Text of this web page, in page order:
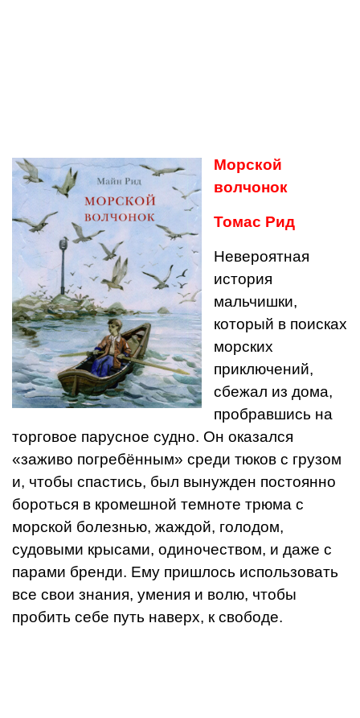
Морской
волчонок
Томас Рид
Невероятная
история
мальчишки,
который в поисках
морских
приключений,
сбежал из дома,
пробравшись на
торговое парусное судно. Он оказался
«заживо погребённым» среди тюков с грузом
и, чтобы спастись, был вынужден постоянно
бороться в кромешной темноте трюма с
морской болезнью, жаждой, голодом,
судовыми крысами, одиночеством, и даже с
парами бренди. Ему пришлось использовать
все свои знания, умения и волю, чтобы
пробить себе путь наверх, к свободе.